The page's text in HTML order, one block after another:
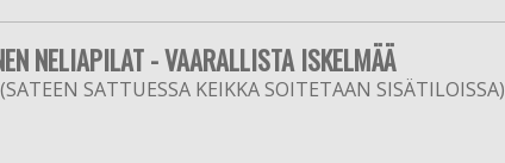
NELIAPILAT - VAARALLISTA ISKELMÄÄ
SATTUESSA KEIKKA SOITETAAN SISÄTILOISSA)